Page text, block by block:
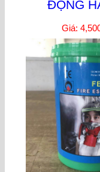
ĐỘNG
Giá: